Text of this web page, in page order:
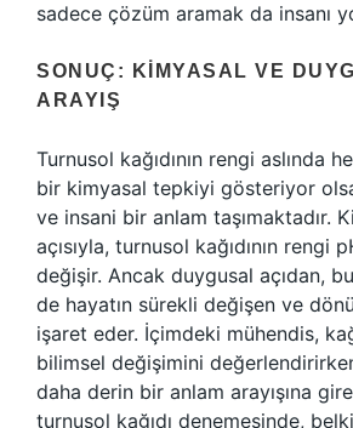
sadece çözüm aramak da insanı
SONUÇ: KIMYASAL VE
ARAYIŞ
Turnusol kağıdının rengi aslında
bir kimyasal tepkiyi gösteriyor
ve insani bir anlam taşımaktadır.
açısıyla, turnusol kağıdının rengi
değişir. Ancak duygusal açıdan,
de hayatın sürekli değişen ve
işaret eder. İçimdeki mühendis,
bilimsel değişimini
daha derin bir anlam arayışına
turnusol kağıdı denemesinde,